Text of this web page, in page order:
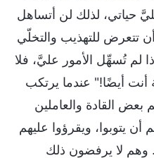
حياتي، لذلك لن أتساهل
تتعرض للتهذيب والتخلّي
لم تُسهِّل الأمور عليَّ، فلا
أيضًا!" عندما يرتكب
بعض القادة والعاملين
يتوبوا، ويقرؤوا عليهم
وهم لا يرفضون ذلك